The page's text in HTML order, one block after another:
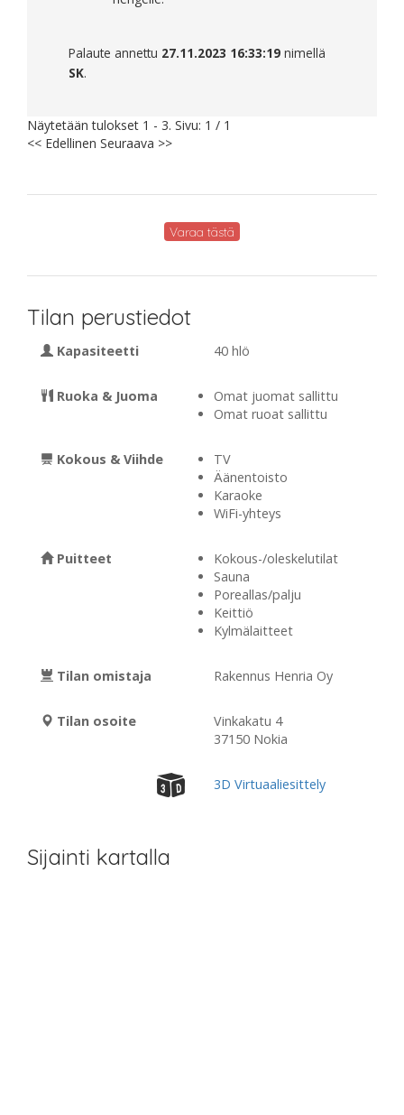
Palaute annettu 27.11.2023 16:33:19 nimellä
SK.
Näytetään tulokset 1 - 3. Sivu: 1 / 1
<< Edellinen Seuraava >>
Varaa tästä
Tilan perustiedot
Kapasiteetti 40 hlö
Ruoka & Juoma
Omat juomat sallittu
Omat ruoat sallittu
Kokous & Viihde
TV
Äänentoisto
Karaoke
WiFi-yhteys
Puitteet
Kokous-/oleskelutilat
Sauna
Poreallas/palju
Keittiö
Kylmälaitteet
Tilan omistaja Rakennus Henria Oy
Tilan osoite
Vinkakatu 4
37150 Nokia
3D Virtuaaliesittely
Sijainti kartalla